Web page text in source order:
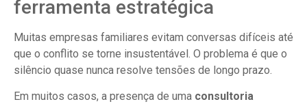
ferramenta estratégica
Muitas empresas familiares evitam conversas difíceis até
que o conflito se torne insustentável. O problema é que o
silêncio quase nunca resolve tensões de longo prazo.
Em muitos casos, a presença de uma consultoria